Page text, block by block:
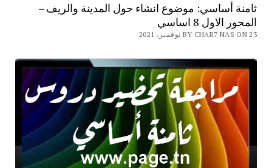
ثامنة أساسي: موضوع انشاء حول المدينة والريف –
المحور الاول 8 اساسي
BY CHAR7 NAS ON 23 نوفمبر، 2021